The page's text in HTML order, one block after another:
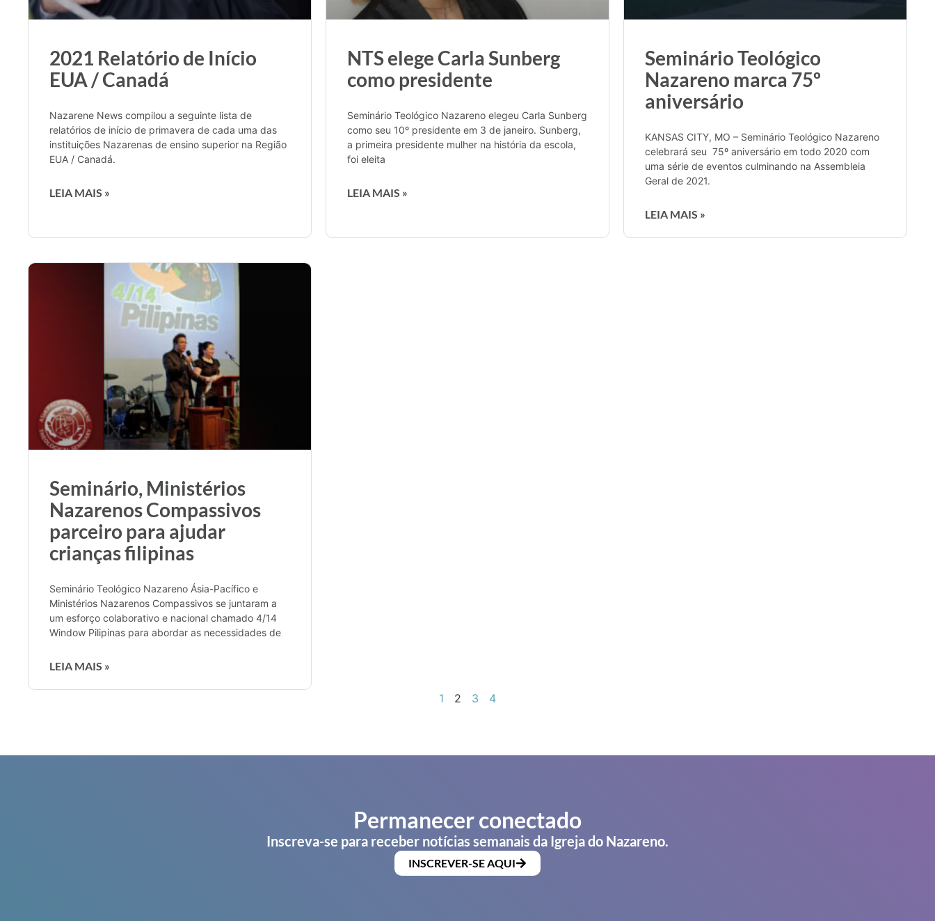
2021 Relatório de Início
EUA / Canadá
Nazarene News compilou a seguinte lista de
relatórios de início de primavera de cada uma das
instituições Nazarenas de ensino superior na Região
EUA / Canadá.
LEIA MAIS »
NTS elege Carla Sunberg
como presidente
Seminário Teológico Nazareno elegeu Carla Sunberg
como seu 10º presidente em 3 de janeiro. Sunberg,
a primeira presidente mulher na história da escola,
foi eleita
LEIA MAIS »
Seminário Teológico
Nazareno marca 75º
aniversário
KANSAS CITY, MO – Seminário Teológico Nazareno
celebrará seu 75º aniversário em todo 2020 com
uma série de eventos culminando na Assembleia
Geral de 2021.
LEIA MAIS »
Seminário, Ministérios
Nazarenos Compassivos
parceiro para ajudar
crianças filipinas
Seminário Teológico Nazareno Ásia-Pacífico e
Ministérios Nazarenos Compassivos se juntaram a
um esforço colaborativo e nacional chamado 4/14
Window Pilipinas para abordar as necessidades de
LEIA MAIS »
1 2 3 4
Permanecer conectado
Inscreva-se para receber notícias semanais da Igreja do Nazareno.
INSCREVER-SE AQUI